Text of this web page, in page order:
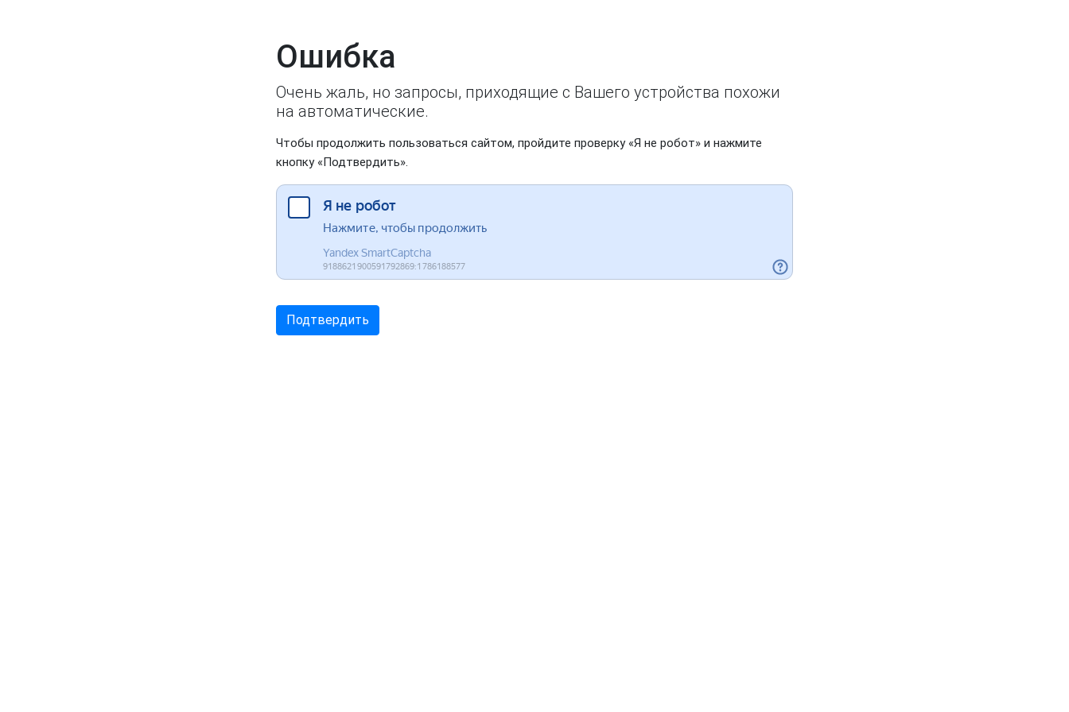
Ошибка
Очень жаль, но запросы, приходящие с Вашего устройства похожи
на автоматические.
Чтобы продолжить пользоваться сайтом, пройдите проверку «Я не робот» и нажмите
кнопку «Подтвердить».